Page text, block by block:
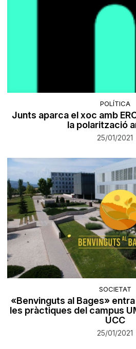
POLÍTICA
Junts aparca el xoc amb
la polarització
25/01/2021
SOCIETAT
«Benvinguts al Bages»
les pràctiques del campus
UCC
25/01/2021